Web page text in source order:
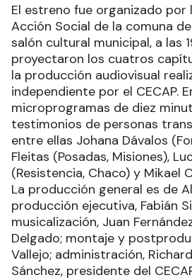
El estreno fue organizado por
Acción Social de la comuna
salón cultural municipal, a las
proyectaron los cuatros
la producción audiovisual
independiente por el CECAP.
microprogramas de diez
testimonios de personas
entre ellas Johana Dávalos
Fleitas (Posadas, Misiones),
(Resistencia, Chaco) y Mikael
La producción general es de
producción ejecutiva, Fabián
musicalización, Juan
Delgado; montaje y
Vallejo; administración,
Sánchez, presidente del